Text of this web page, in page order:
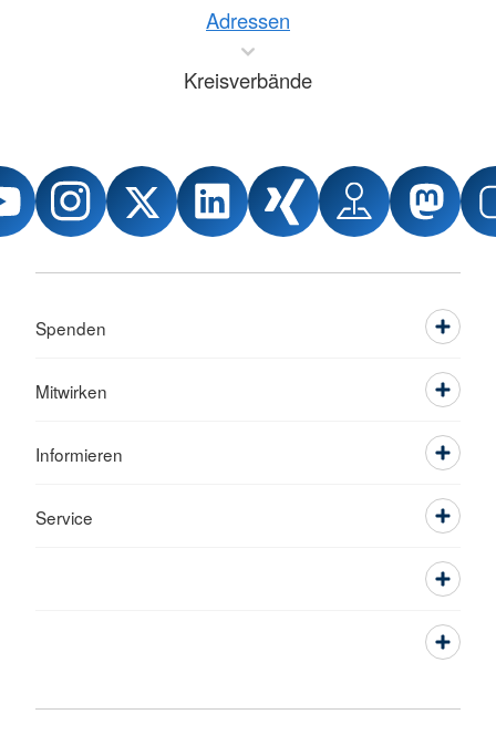
Adressen
Kreisverbände
Spenden
Mitwirken
Informieren
Service